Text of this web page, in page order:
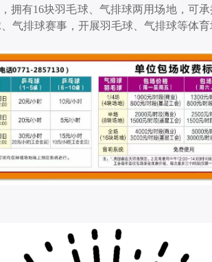
拥有16块羽毛球、气排球两用场地，可
气排球赛事，开展羽毛球、气排球等体育